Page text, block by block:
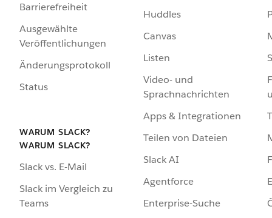
Barrierefreiheit
Ausgewählte
Veröffentlichungen
Änderungsprotokoll
Status
WARUM SLACK?
WARUM SLACK?
Slack vs. E-Mail
Slack im Vergleich zu
Teams
Huddles
Canvas
Listen
Video- und
Sprachnachrichten
Apps & Integrationen
Teilen von Dateien
Slack AI
Agentforce
Enterprise-Suche